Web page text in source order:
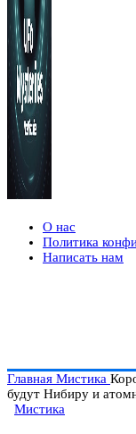
О нас
Политика
Написать нам
Главная Мистика
будут Нибиру и
Мистика